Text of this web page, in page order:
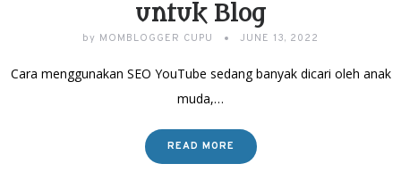
untuk Blog
by MOMBLOGGER CUPU JUNE 13, 2022
Cara menggunakan SEO YouTube sedang banyak dicari oleh anak
muda,…
READ MORE